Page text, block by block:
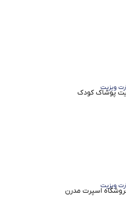
ویزیت
پوشاک کودک
ویزیت
اسپرت مدرن